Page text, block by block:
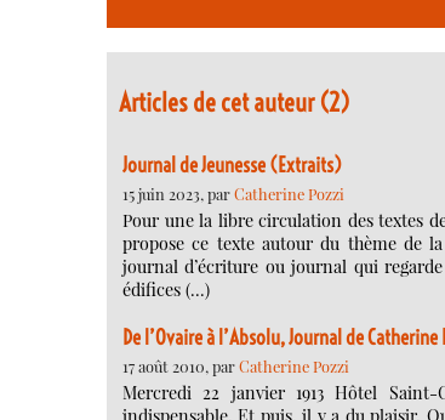
Articles de cet auteur (2)
Journal de Jeunesse (Extraits)
15 juin 2023, parCatherine Pozzi
Pour une la libre circulation des textes
propose ce texte autour du thème de
journal d’écriture ou journal qui
édifices (…)
De l’Ovaire à l’Absolu, Journal de
17 août 2010, parCatherine Pozzi
Mercredi 22 janvier 1913 Hôtel Saint-